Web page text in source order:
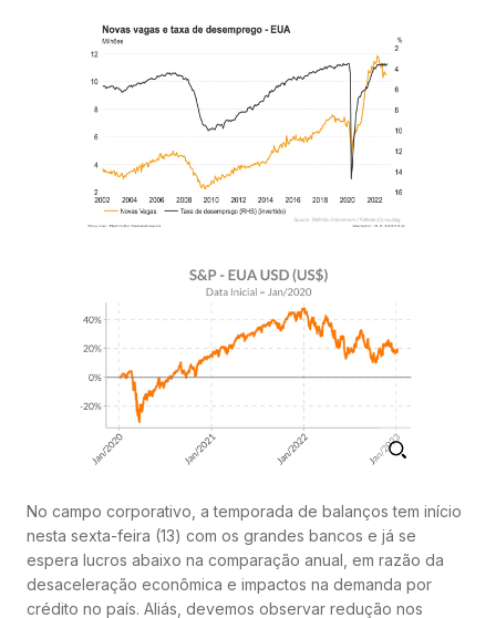
No campo corporativo, a temporada de balanços tem início
nesta sexta-feira (13) com os grandes bancos e já se
espera lucros abaixo na comparação anual, em razão da
desaceleração econômica e impactos na demanda por
crédito no país. Aliás, devemos observar redução nos